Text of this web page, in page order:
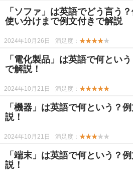
「ソファ」は英語でどう言う
使い分けまで例文付きで解説
2024年10月26日 満足度： ★★★★★
「電化製品」は英語で何とい
で解説！
2024年10月21日 満足度： ★★★★★
「機器」は英語で何という？
説！
2024年10月21日 満足度： ★★★★★
「端末」は英語で何という？
説！